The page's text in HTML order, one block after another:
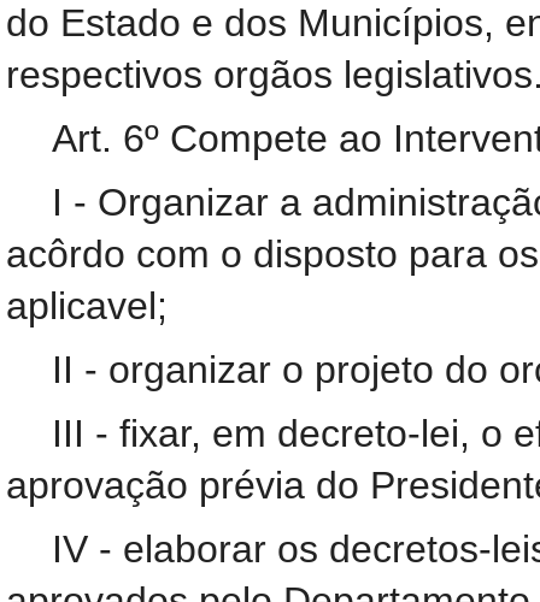
do Estado e dos Municípios,
respectivos orgãos
Art. 6º Compete ao
I - Organizar a
acôrdo com o disposto para
aplicavel;
II - organizar o projeto do
III - fixar, em decreto-lei, o
aprovação prévia do
IV - elaborar os decretos-